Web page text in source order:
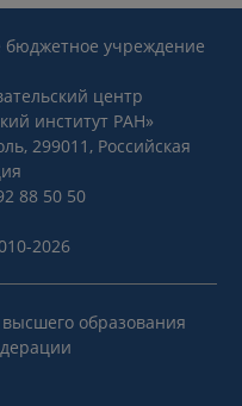
бюджетное учреждение
центр
институт РАН»
299011, Российская
88 50 50
2026
образования